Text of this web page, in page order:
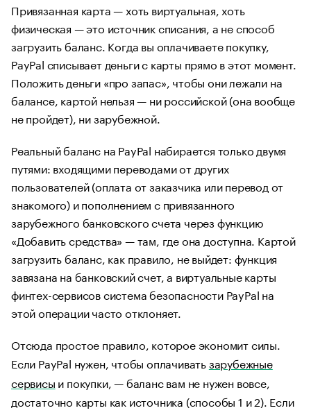
Привязанная карта — хоть виртуальная, хоть
физическая — это источник списания, а не способ
загрузить баланс. Когда вы оплачиваете покупку,
PayPal списывает деньги с карты прямо в этот момент.
Положить деньги «про запас», чтобы они лежали на
балансе, картой нельзя — ни российской (она вообще
не пройдет), ни зарубежной.
Реальный баланс на PayPal набирается только двумя
путями: входящими переводами от других
пользователей (оплата от заказчика или перевод от
знакомого) и пополнением с привязанного
зарубежного банковского счета через функцию
«Добавить средства» — там, где она доступна. Картой
загрузить баланс, как правило, не выйдет: функция
завязана на банковский счет, а виртуальные карты
финтех-сервисов система безопасности PayPal на
этой операции часто отклоняет.
Отсюда простое правило, которое экономит силы.
Если PayPal нужен, чтобы оплачиватьзарубежные
сервисы и покупки, — баланс вам не нужен вовсе,
достаточно карты как источника (способы 1 и 2). Если